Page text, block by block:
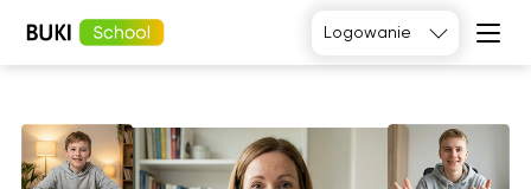
Matematyka
Fizyka
Logowanie
Tak, poproszę